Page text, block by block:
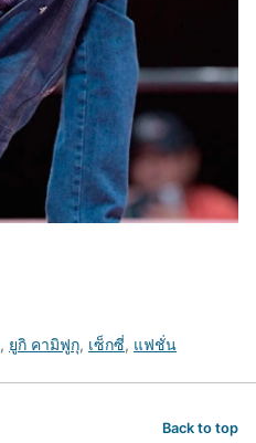
, ยูกิ คามิฟูกุ, เซ็กซี่, แฟชั่น
Back to top